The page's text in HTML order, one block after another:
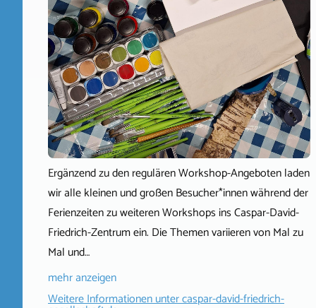
Ergänzend zu den regulären Workshop-Angeboten laden
wir alle kleinen und großen Besucher*innen während der
Ferienzeiten zu weiteren Workshops ins Caspar-David-
Friedrich-Zentrum ein. Die Themen variieren von Mal zu
Mal und…
mehr anzeigen
Weitere Informationen untercaspar-david-friedrich-